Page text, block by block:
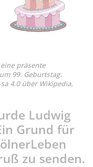
präsente
99. Geburtstag.
4.0 über Wikipedia,
Ludwig
Grund für
zu senden.